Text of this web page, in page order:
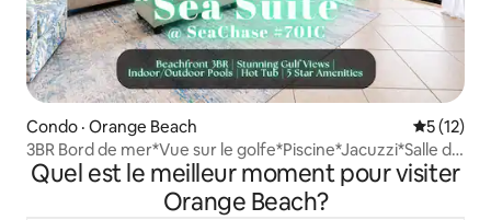
Condo · Orange Beach Note
5 (12)
3BR Bord de mer*Vue sur le golfe*Piscine*Jacuzzi*Salle de
sport
Quel est le meilleur moment pour visiter
Orange Beach?